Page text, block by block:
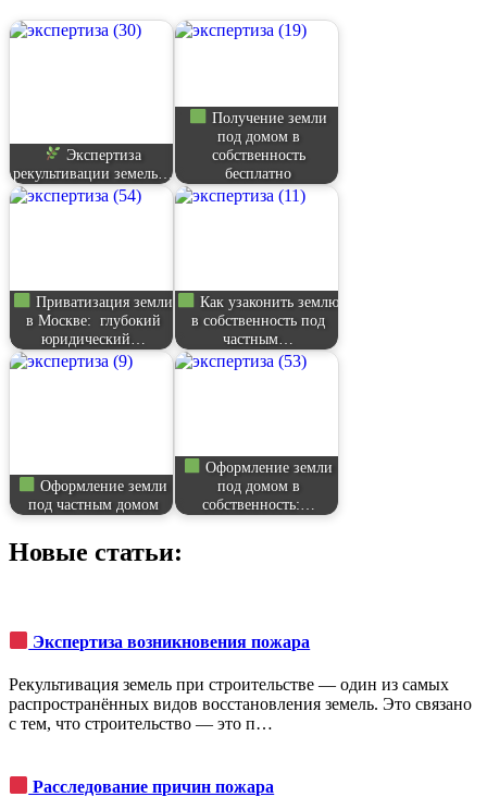
Экспертиза
рекультивации земель…
Получение земли
под домом в
собственность
бесплатно
Приватизация земли
в Москве: глубокий
юридический…
Как узаконить землю
в собственность под
частным…
Оформление земли
под частным домом
Оформление земли
под домом в
собственность:…
Новые статьи:
Экспертиза возникновения пожара
Рекультивация земель при строительстве ― один из самых
распространённых видов восстановления земель. Это связано
с тем, что строительство ― это п…
Расследование причин пожара